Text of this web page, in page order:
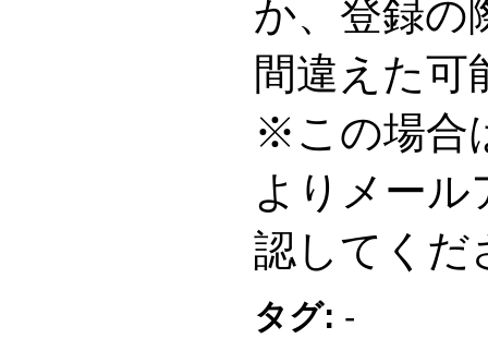
か、登録の
間違えた可
※この場合
よりメール
認してくだ
タグ: -